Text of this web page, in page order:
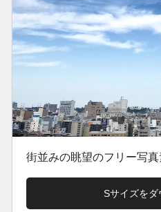
街並みの眺望のフリー写
Sサイズをダ